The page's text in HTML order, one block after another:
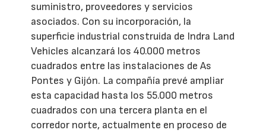
suministro, proveedores y servicios
asociados. Con su incorporación, la
superficie industrial construida de Indra Land
Vehicles alcanzará los 40.000 metros
cuadrados entre las instalaciones de As
Pontes y Gijón. La compañía prevé ampliar
esta capacidad hasta los 55.000 metros
cuadrados con una tercera planta en el
corredor norte, actualmente en proceso de